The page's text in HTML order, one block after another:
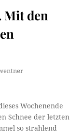
Mit den
Wochenende
Schnee der letzten
so strahlend